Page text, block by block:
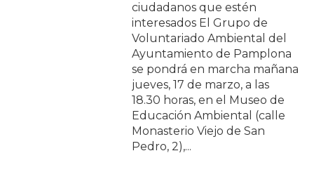
ciudadanos que estén
interesados El Grupo de
Voluntariado Ambiental del
Ayuntamiento de Pamplona
se pondrá en marcha mañana
jueves, 17 de marzo, a las
18.30 horas, en el Museo de
Educación Ambiental (calle
Monasterio Viejo de San
Pedro, 2),...